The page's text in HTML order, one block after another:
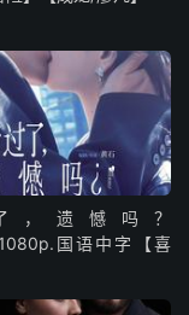
，遗憾吗？
国语中字【喜